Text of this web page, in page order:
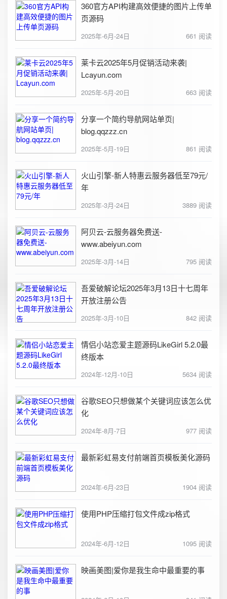
360官方API构建高效便捷的图片上传单
页源码
2025年-6月-24日 661 阅读
莱卡云2025年5月促销活动来袭|
Lcayun.com
2025年-5月-20日 663 阅读
分享一个简约导航网站单页|
blog.qqzzz.cn
2025年-5月-19日 861 阅读
火山引擎-新人特惠云服务器低至79元/
年
2025年-3月-24日 3889 阅读
阿贝云-云服务器免费送-
www.abeiyun.com
2025年-3月-14日 795 阅读
吾爱破解论坛2025年3月13日十七周年
开放注册公告
2025年-3月-10日 842 阅读
情侣小站恋爱主题源码LikeGirl 5.2.0最
终版本
2024年-12月-10日 5634 阅读
谷歌SEO只想做某个关键词应该怎么优
化
2024年-8月-7日 977 阅读
最新彩虹易支付前端首页模板美化源码
2024年-6月-23日 1904 阅读
使用PHP压缩打包文件成zip格式
2024年-6月-12日 1095 阅读
映画美图|爱你是我生命中最重要的事